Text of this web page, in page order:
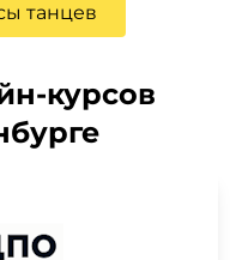
танцев
курсов